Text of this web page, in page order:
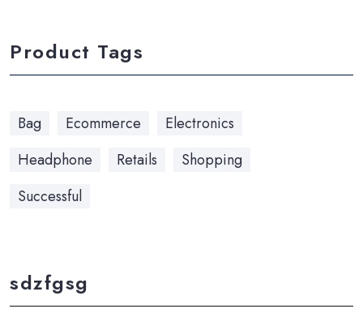
Product Tags
Bag Ecommerce
Electronics
Headphone
Retails
Shopping
Successful
sdzfgsg